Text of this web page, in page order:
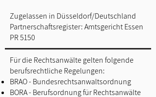
Zugelassen in Düsseldorf/Deutschland
Partnerschaftsregister: Amtsgericht Essen
PR 5150
Für die Rechtsanwälte gelten folgende
berufsrechtliche Regelungen:
BRAO - Bundesrechtsanwaltsordnung
BORA - Berufsordnung für Rechtsanwälte